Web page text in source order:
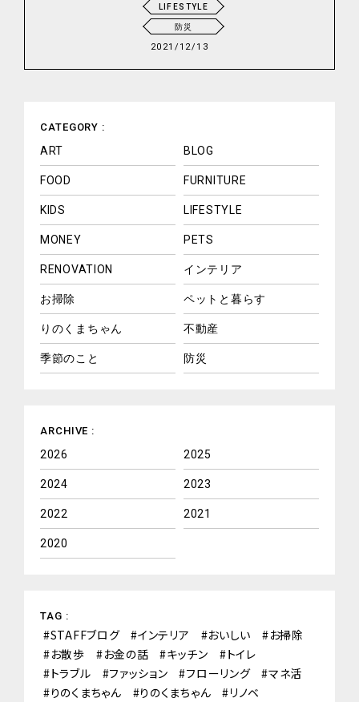
LIFESTYLE
防災
2021/12/13
CATEGORY :
ART BLOG
FOOD FURNITURE
KIDS LIFESTYLE
MONEY PETS
RENOVATION インテリア
お掃除 ペットと暮らす
りのくまちゃん 不動産
季節のこと 防災
ARCHIVE :
2026 2025
2024 2023
2022 2021
2020
TAG :
STAFFブログ インテリア おいしい
お掃除
お散歩
お金の話 キッチン
トイレ
トラブル
ファッション フローリング
マネ活
りのくまちゃん
りのくまちゃん
リノベ